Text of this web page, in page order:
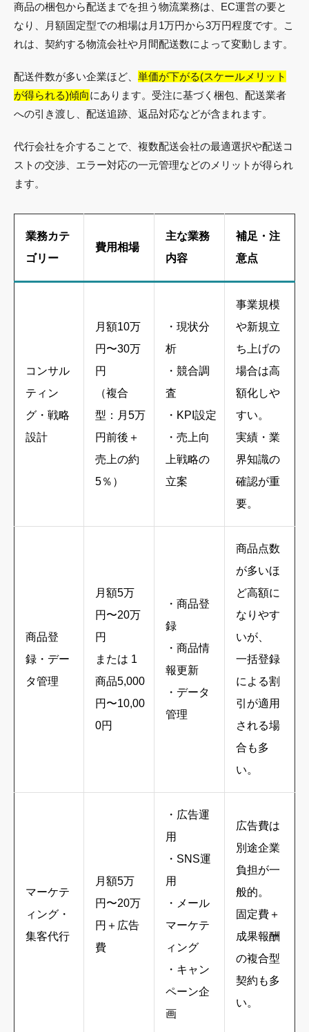
商品の梱包から配送までを担う物流業務は、EC運営の要と
なり、月額固定型での相場は月1万円から3万円程度です。こ
れは、契約する物流会社や月間配送数によって変動します。
配送件数が多い企業ほど、 単価が下がる(スケールメリット
が得られる)傾向にあります。受注に基づく梱包、配送業者
への引き渡し、配送追跡、返品対応などが含まれます。
代行会社を介することで、複数配送会社の最適選択や配送コ
ストの交渉、エラー対応の一元管理などのメリットが得られ
ます。
業務カテ
ゴリー
費用相場
主な業務
内容
補足・注
意点
コンサル
ティン
グ・戦略
設計
月額10万
円〜30万
円
（複合
型：月5万
円前後＋
売上の約
5％）
・現状分
析
・競合調
査
・KPI設定
・売上向
上戦略の
立案
事業規模
や新規立
ち上げの
場合は高
額化しや
すい。
実績・業
界知識の
確認が重
要。
商品登
録・デー
タ管理
月額5万
円〜20万
円
または 1
商品5,000
円〜10,00
0円
・商品登
録
・商品情
報更新
・データ
管理
商品点数
が多いほ
ど高額に
なりやす
いが、
一括登録
による割
引が適用
される場
合も多
い。
マーケテ
ィング・
集客代行
月額5万
円〜20万
円＋広告
費
・広告運
用
・SNS運
用
・メール
マーケテ
ィング
・キャン
ペーン企
画
広告費は
別途企業
負担が一
般的。
固定費＋
成果報酬
の複合型
契約も多
い。